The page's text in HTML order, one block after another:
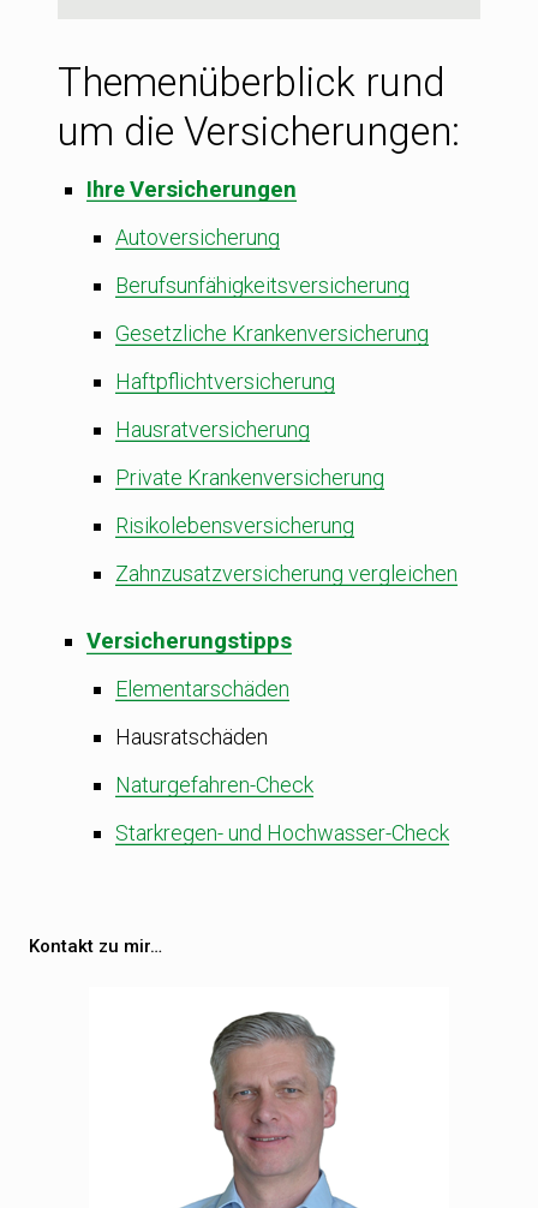
Themenüberblick rund
um die Versicherungen:
IhreVersicherungen
Autoversicherung
Berufsunfähigkeitsversicherung
Gesetzliche Krankenversicherung
Haftpflichtversicherung
Hausratversicherung
Private Krankenversicherung
Risikolebensversicherung
Zahnzusatzversicherung vergleichen
Versicherungstipps
Elementarschäden
Hausratschäden
Naturgefahren-Check
Starkregen- und Hochwasser-Check
Kontakt zu mir…